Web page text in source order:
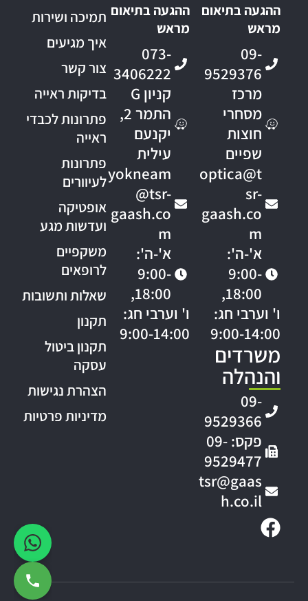
ההגעה בתיאום
מראש
09-
9529376
מרכז
מסחרי
חוצות
שפיים
optica@t
sr-
gaash.co
m
א'-ה':
9:00-
18:00,
ו' וערבי חג:
9:00-14:00
משרדים
והנהלה
09-
9529366
פקס: 09-
9529477
tsr@gaas
h.co.il
ההגעה בתיאום
מראש
073-
3406222
קניון G
התמר 2,
יקנעם
עילית
yokneam
@tsr-
gaash.co
m
א'-ה':
9:00-
18:00,
ו' וערבי חג:
9:00-14:00
תמיכה ושירות
איך מגיעים
צור קשר
בדיקות ראייה
פתרונות לכבדי
ראייה
פתרונות
לעיוורים
אופטיקה
ועדשות מגע
משקפיים
לרופאים
שאלות ותשובות
תקנון
תקנון ביטול
עסקה
הצהרת נגישות
מדיניות פרטיות